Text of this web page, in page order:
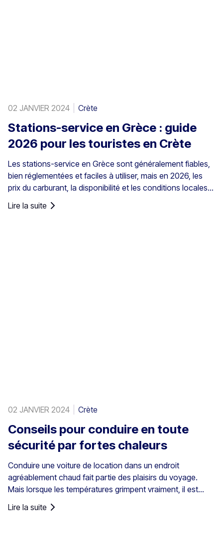
02 JANVIER 2024 Crète
Stations-service en Grèce : guide
2026 pour les touristes en Crète
Les stations-service en Grèce sont généralement fiables,
bien réglementées et faciles à utiliser, mais en 2026, les
prix du carburant, la disponibilité et les conditions locales
particulièrement vrai en Crète, où les prix du carburant sont
Lire la suite
02 JANVIER 2024 Crète
Conseils pour conduire en toute
sécurité par fortes chaleurs
Conduire une voiture de location dans un endroit
agréablement chaud fait partie des plaisirs du voyage.
Mais lorsque les températures grimpent vraiment, il est
important de veiller à rester en sécurité dans la voiture.
Découvrez comment profiter de votre trajet lorsque vous
Lire la suite